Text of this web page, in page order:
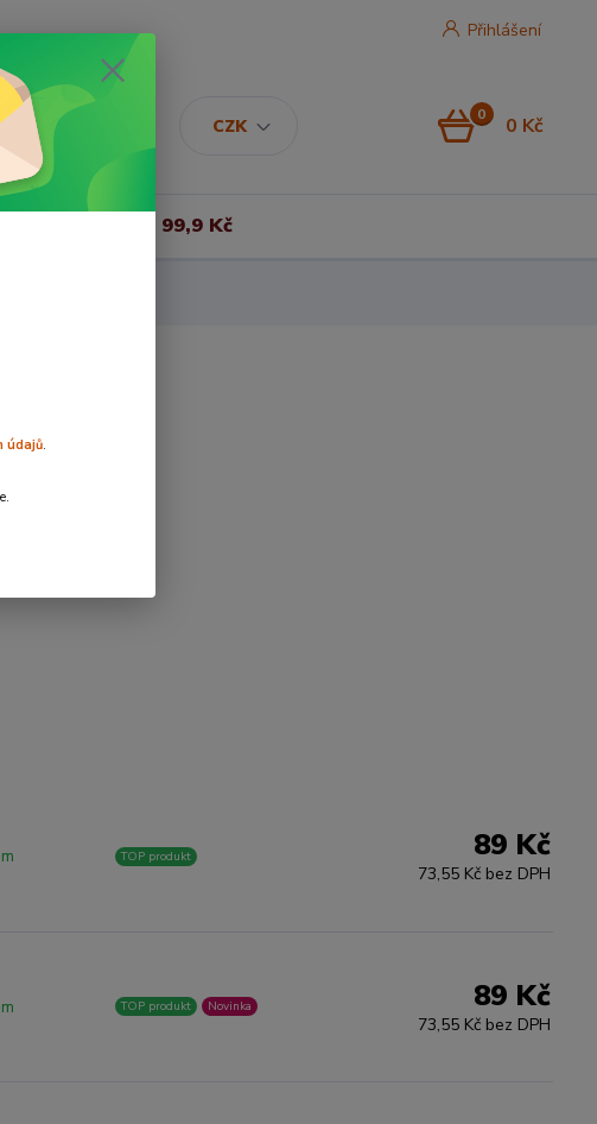
CZK
Přihlášení
0 0 Kč
Vše za 99,9 Kč
a barvami.
TOP produkt 89 Kč
73,55 Kč bez DPH
TOP produkt Novinka 89 Kč
73,55 Kč bez DPH
údajů.